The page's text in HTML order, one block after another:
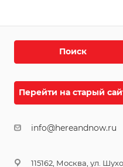
Поиск
Перейти на старый
info@hereandnow.ru
115162, Москва, ул.